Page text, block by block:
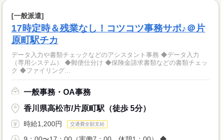
[一般派遣]
17時定時＆残業なし！コツコツ事務サポ♪＠片
原町駅チカ
データ入力や書類チェックなどのアシスタント事務 ◆データ入力
（専用システム） ◆郵便仕分け ◆保険金請求書類などの書類チェッ
ク ◆ファイリング...
一般事務・OA事務
香川県高松市/片原町駅（徒歩 5分）
時給1,200円 交通費全額支給